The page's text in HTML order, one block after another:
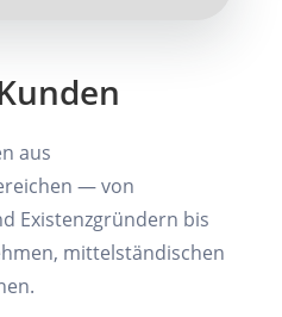
aus
— von
Existenzgründern bis
mittelständischen